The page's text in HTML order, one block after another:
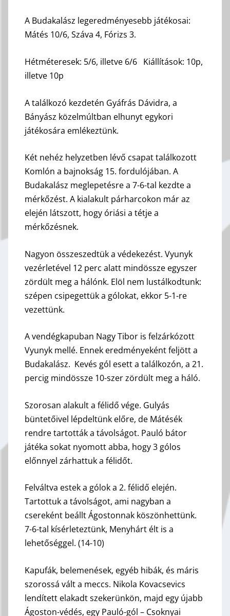
A Budakalász legeredményesebb játékosai:
Mátés 10/6, Száva 4, Fórizs 3.
Hétméteresek: 5/6, illetve 6/6 Kiállítások: 10p,
illetve 10p
A találkozó kezdetén Gyáfrás Dávidra, a
Bányász közelmúltban elhunyt egykori
játékosára emlékeztünk.
Két nehéz helyzetben lévő csapat találkozott
Komlón a bajnokság 15. fordulójában. A
Budakalász meglepetésre a 7-6-tal kezdte a
mérkőzést. A kialakult párharcokon már az
elején látszott, hogy óriási a tétje a
mérkőzésnek.
Nagyon összeszedtük a védekezést. Vyunyk
vezérletével 12 perc alatt mindössze egyszer
zördült meg a hálónk. Elöl nem lustálkodtunk:
szépen csipegettük a gólokat, ekkor 5-1-re
vezettünk.
A vendégkapuban Nagy Tibor is felzárkózott
Vyunyk mellé. Ennek eredményeként feljött a
Budakalász. Kevés gól esett a találkozón, a 21.
percig mindössze 10-szer zördült meg a háló.
Szorosan alakult a félidő vége. Gulyás
büntetőivel lépdeltünk előre, de Mátésék
rendre tartották a távolságot. Pauló bátor
játéka sokat nyomott abba, hogy 3 gólos
előnnyel zárhattuk a félidőt.
Felváltva estek a gólok a 2. félidő elején.
Tartottuk a távolságot, ami nagyban a
csereként beállt Ágostonnak köszönhettünk.
7-6-tal kísérleteztünk, Menyhárt élt is a
lehetőséggel. (14-10)
Kapufák, belemenések, egyéb hibák, és máris
szorossá vált a meccs. Nikola Kovacsevics
lendített elakadt szekerünkön, majd egy újabb
Ágoston-védés, egy Pauló-gól – Csoknyai